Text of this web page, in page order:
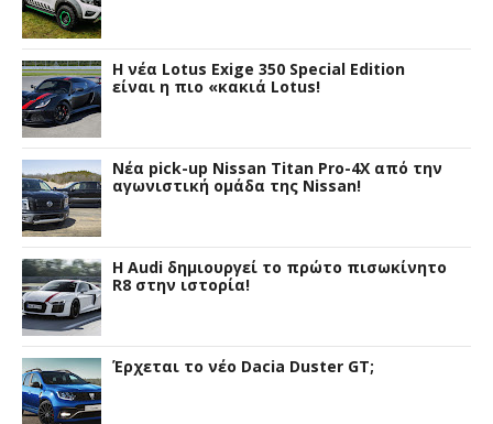
H νέα Lotus Exige 350 Special Edition
είναι η πιο «κακιά Lotus!
Νέα pick-up Nissan Titan Pro-4X από την
αγωνιστική ομάδα της Nissan!
Η Audi δημιουργεί το πρώτο πισωκίνητο
R8 στην ιστορία!
Έρχεται το νέο Dacia Duster GT;